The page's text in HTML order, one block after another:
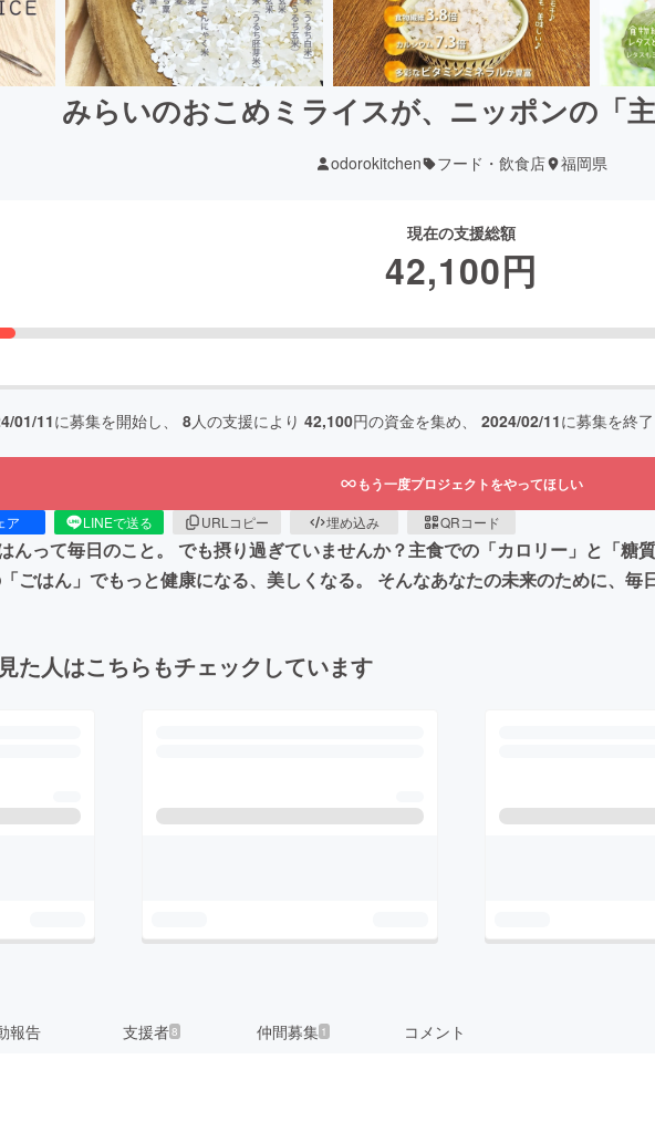
みらいのおこめミライスが、ニッポンの「
odorokitchen フード・飲食店 福岡県
現在の支援総額
42,100円
01/11に募集を開始し、 8人の支援により 42,100円の資金を集め、 2024/02/11に募集を終
もう一度プロジェクトをやってほしい
ア LINEで送る URLコピー 埋め込み QRコード
んって毎日のこと。 でも摂り過ぎていませんか？主食での「カロリー」と「糖
ごはん」でもっと健康になる、美しくなる。 そんなあなたの未来のために、毎
た人はこちらもチェックしています
報告 支援者8 仲間募集 1 コメント